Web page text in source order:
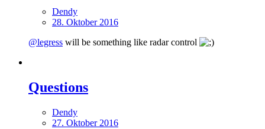
Dendy
28. Oktober 2016
@legress will be something like radar control
Questions
Dendy
27. Oktober 2016